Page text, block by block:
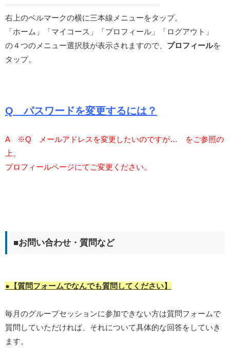
右上のベルマークの横に三本線メニューをタップ。
「ホーム」「マイコース」「プロフィール」「ログアウト」
の４つのメニュー選択肢が表示されますので、 プロフィールを
タップ。
Q パスワードを変更するには？
A
※Q メールアドレスを変更したいのですが… をご参照の
上、
プロフィールページにてご変更ください。
■お問い合わせ・質問など
●【質問フォームでなんでも質問してください】
毎月のグループセッションに参加できない方は質問フォームで
質問していただければ、それについて具体的な回答をしていき
ます。